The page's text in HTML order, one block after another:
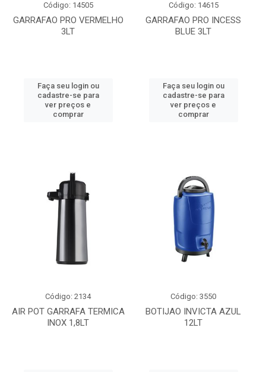
GARRAFAO PRO VERMELHO
3LT
Código: 14505
Faça seu login ou
cadastre-se para
ver preços e
comprar
GARRAFAO PRO INCESS
BLUE 3LT
Código: 14615
Faça seu login ou
cadastre-se para
ver preços e
comprar
AIR POT GARRAFA TERMICA
INOX 1,8LT
Código: 2134
BOTIJAO INVICTA AZUL
12LT
Código: 3550